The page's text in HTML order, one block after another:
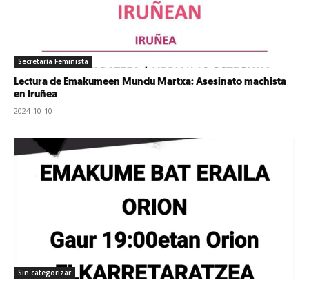
Secretaría Feminista
Lectura de Emakumeen Mundu Martxa: Asesinato machista
en Iruñea
2024-10-10
Sin categorizar